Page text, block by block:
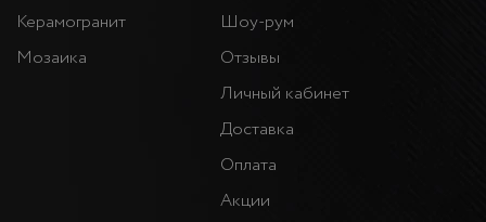
Керамогранит
Мозаика
Шоу-рум
Отзывы
Личный кабинет
Доставка
Оплата
Акции